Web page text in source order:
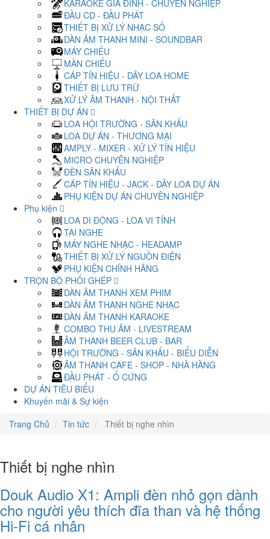
KARAOKE GIA ĐÌNH - CHUYÊN NGHIỆP
ĐẦU CD - ĐẦU PHÁT
THIẾT BỊ XỬ LÝ NHẠC SỐ
DÀN ÂM THANH MINI - SOUNDBAR
MÁY CHIẾU
MÀN CHIẾU
CÁP TÍN HIỆU - DÂY LOA HOME
THIẾT BỊ LƯU TRỮ
XỬ LÝ ÂM THANH - NỘI THẤT
THIẾT BỊ DỰ ÁN
LOA HỘI TRƯỜNG - SÂN KHẤU
LOA DỰ ÁN - THƯƠNG MẠI
AMPLY - MIXER - XỬ LÝ TÍN HIỆU
MICRO CHUYÊN NGHIỆP
ĐÈN SÂN KHẤU
CÁP TÍN HIỆU - JACK - DÂY LOA DỰ ÁN
PHỤ KIỆN DỰ ÁN CHUYÊN NGHIỆP
Phụ kiện
LOA DI ĐỘNG - LOA VI TÍNH
TAI NGHE
MÁY NGHE NHẠC - HEADAMP
THIẾT BỊ XỬ LÝ NGUỒN ĐIỆN
PHỤ KIỆN CHÍNH HÃNG
TRỌN BỘ PHỐI GHÉP
DÀN ÂM THANH XEM PHIM
DÀN ÂM THANH NGHE NHẠC
DÀN ÂM THANH KARAOKE
COMBO THU ÂM - LIVESTREAM
ÂM THANH BEER CLUB - BAR
HỘI TRƯỜNG - SÂN KHẤU - BIỂU DIỄN
ÂM THANH CAFE - SHOP - NHÀ HÀNG
ĐẦU PHÁT - Ổ CỨNG
DỰ ÁN TIÊU BIỂU
Khuyến mãi & Sự kiện
Trang Chủ
Tin tức Thiết bị nghe nhìn
Thiết bị nghe nhìn
Douk Audio X1: Ampli đèn nhỏ gọn dành
cho người yêu thích đĩa than và hệ thống
Hi-Fi cá nhân